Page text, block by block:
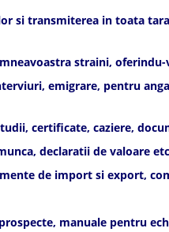
si transmiterea in toata
straini,
emigrare, pentru
studii, certificate, caziere,
declaratii de valoare
de import si
prospecte, manuale